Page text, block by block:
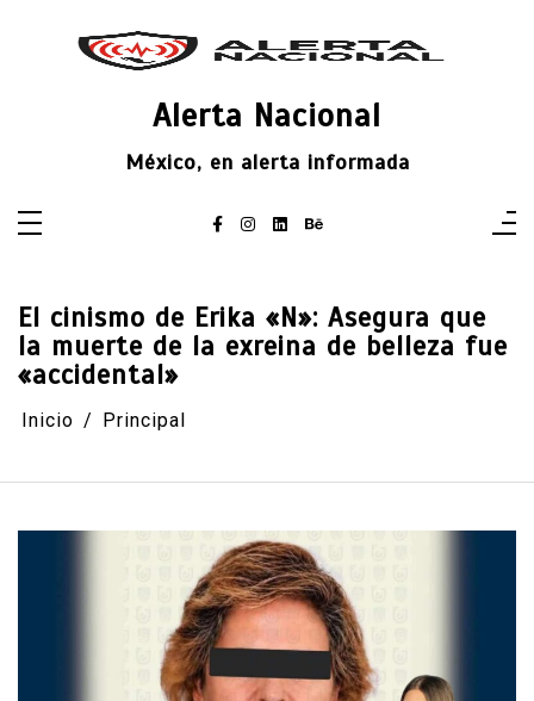
Alerta Nacional
México, en alerta informada
El cinismo de Erika «N»: Asegura que
la muerte de la exreina de belleza fue
«accidental»
Inicio Principal